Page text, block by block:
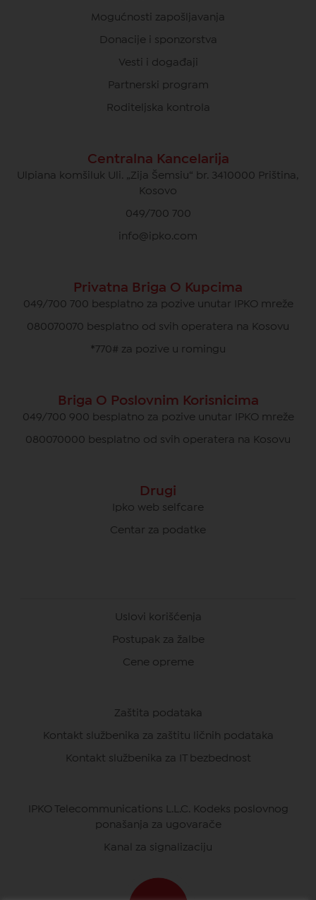
Mogućnosti zapošljavanja
Donacije i sponzorstva
Vesti i događaji
Partnerski program
Roditeljska kontrola
Centralna Kancelarija
Ulpiana komšiluk Uli. „Zija Šemsiu“ br. 3410000 Priština,
Kosovo
049/700 700
info@ipko.com
Privatna Briga O Kupcima
049/700 700 besplatno za pozive unutar IPKO mreže
080070070 besplatno od svih operatera na Kosovu
*770# za pozive u romingu
Briga O Poslovnim Korisnicima
049/700 900 besplatno za pozive unutar IPKO mreže
080070000 besplatno od svih operatera na Kosovu
Drugi
Ipko web selfcare
Centar za podatke
Uslovi korišćenja
Postupak za žalbe
Cene opreme
Zaštita podataka
Kontakt službenika za zaštitu ličnih podataka
Kontakt službenika za IT bezbednost
IPKO Telecommunications L.L.C. Kodeks poslovnog
ponašanja za ugovarače
Kanal za signalizaciju